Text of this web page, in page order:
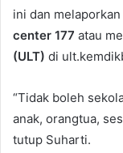
ini dan
center 177 atau
(ULT) di
“Tidak boleh
anak, orangtua,
tutup Suharti.